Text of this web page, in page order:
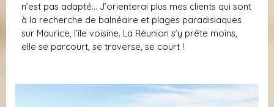
n’est pas adapté… J’orienterai plus mes clients qui sont
à la recherche de balnéaire et plages paradisiaques
sur Maurice, l’île voisine. La Réunion s’y prête moins,
elle se parcourt, se traverse, se court !